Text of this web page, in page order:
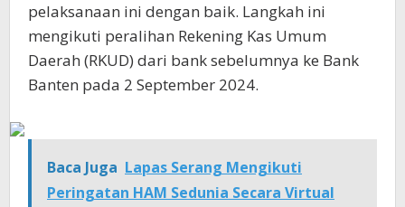
pelaksanaan ini dengan baik. Langkah ini
mengikuti peralihan Rekening Kas Umum
Daerah (RKUD) dari bank sebelumnya ke Bank
Banten pada 2 September 2024.
Baca Juga Lapas Serang Mengikuti
Peringatan HAM Sedunia Secara Virtual